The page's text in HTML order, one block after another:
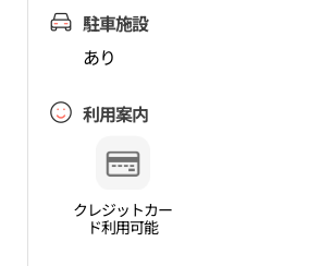
駐車施設
あり
利用案内
クレジットカー
ド利用可能